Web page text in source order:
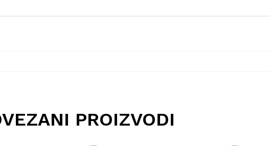
PROIZVODI